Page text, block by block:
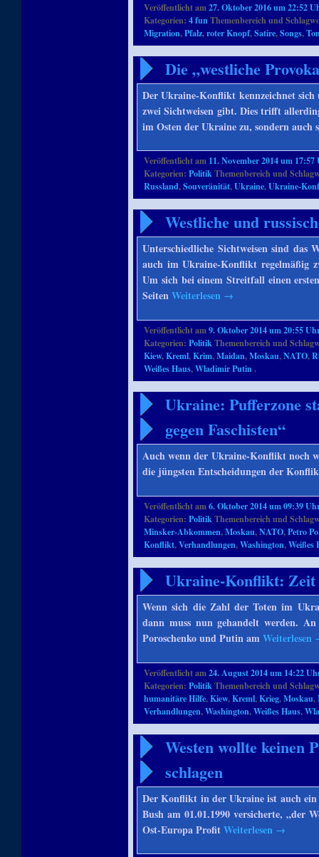
Veröffentlicht am27. Oktober 2016 um 22:52
Kategorien:4 funThemenbereich und
Migration,Pfalz,roter Knopf,Satire,Songs,
Die „westliche
Der Ukraine-Konflikt kennzeichnet sich
zwei Sichtweisen gibt. Dies trifft
im Osten der Ukraine zu, sondern auch
Veröffentlicht am 11. November 2014 um 17:57
Kategorien:PolitikThemenbereich und
Russland,Souveränität,Ukraine,Ukraine-
Westliche und
Unterschiedliche Sichtweisen sind das
auch im Ukraine-Konflikt regelmäßig
Um sich bei einem Streitfall einen
SeitenWeiterlesen →
Veröffentlicht am9. Oktober 2014 um 20:55
Kategorien:PolitikThemenbereich und
Kiew,Kreml,Krim,Maidan,Moskau,NATO,
Weißes Haus,Wladimir Putin.
Ukraine: Pufferzone
gegen Faschisten“
Auch wenn der Ukraine-Konflikt noch
die jüngsten Entscheidungen der
Veröffentlicht am6. Oktober 2014 um 09:39
Kategorien:PolitikThemenbereich und
Minsker-Abkommen,Moskau,NATO,Petro
Konflikt,Verhandlungen,Washington,Weißes
Ukraine-Konflikt: Zeit
Wenn sich die Zahl der Toten im
dann muss nun gehandelt werden. An
Poroschenko und Putin amWeiterlesen
Veröffentlicht am24. August 2014 um 14:22
Kategorien:PolitikThemenbereich und
humanitäre Hilfe,Kiew,Kreml,Krieg,Moskau,
Verhandlungen,Washington,Weißes Haus,
Westen wollte keinen
schlagen
Der Konflikt in der Ukraine ist auch ein
Bush am 01.01.1990 versicherte, „der
Ost-Europa ProfitWeiterlesen →